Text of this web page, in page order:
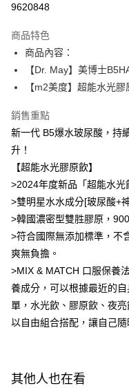
３．安心：先確認商品／服務
【「AFTEE先享後付」結帳流
結帳頁面，進行簡訊認證並確
２．訂單成立數日內，您將收
３．收到繳費通知簡訊後14
ATM／網路銀行／等多元方式
購買商品的店家。未經商家同
後付繳納相關費用。
※ 交易是否成功請以「AFTEE
是否繳費成功／繳費後需取消
客戶支援中心」https://
１．透過由恩沛科技股份有限
易，需依本服務之必要範圍內
權轉讓予恩沛科技股份有限公
２．關於個人資料處理事宜，
https://aftee.tw/terms/#terms3
３．未成年的使用者請事先徵
任。
４．使用「AFTEE先享後付」
時審查核予不同之上限額度；
請求用戶進行身份認證。
全家付款取貨
每筆NT$100，滿NT$600(
付款後全家取貨
每筆NT$100，滿NT$600(
每筆NT$100，滿NT$600(
付款後萊爾富取貨
每筆NT$100，滿NT$600(
7-11付款取貨
每筆NT$100，滿NT$600(
付款後7-11取貨
每筆NT$100，滿NT$600(
宅配
每筆NT$100，滿NT$600(
離島配送
9620848
商品特色
商品內容：
【Dr. May】美博士
【m2美度】超能水光
銷售重點
新一代 B5爆水玻尿酸，持
升！
【超能水光膠原飲】
>2024年度新品「超能水光
>雙明星水水成分[玻尿酸+
>韓國濃密型雙胜膠原，
>符合國際無添加標準，不
爽無負擔。
>MIX & MATCH 口服保養
養成分，可以根據最近的
單，水光飲、膠原飲、夜
以自由組合搭配，讓自己隨
其他人也在看